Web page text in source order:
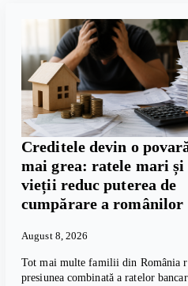
Creditele devin o
mai grea: ratele mari și
vieții reduc puterea de
cumpărare a românilor
August 8, 2026
Tot mai multe familii din România
presiunea combinată a ratelor